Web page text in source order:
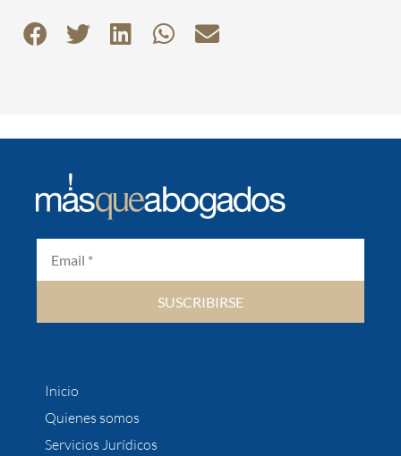
SUSCRIBIRSE
Inicio
Quienes somos
Servicios Jurídicos